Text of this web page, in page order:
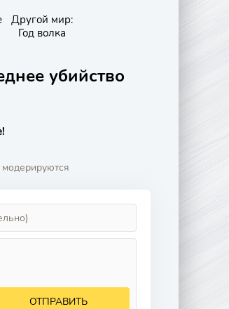
Другой мир:
Год волка
убийство
ОТПРАВИТЬ